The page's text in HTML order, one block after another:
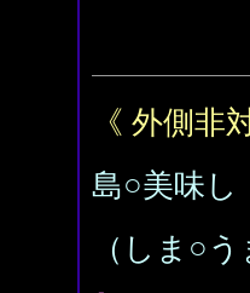
《 外側非
島○美味し
（しま○う